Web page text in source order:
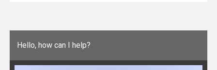
Hello, how can I help?